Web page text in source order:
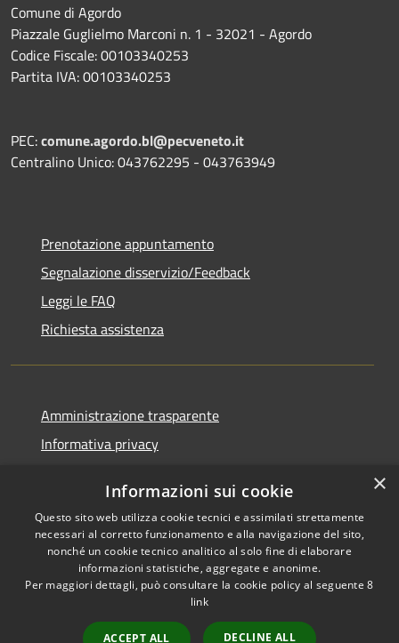
Comune di Agordo
Piazzale Guglielmo Marconi n. 1 - 32021 - Agordo
Codice Fiscale: 00103340253
Partita IVA: 00103340253
PEC:comune.agordo.bl@pecveneto.it
Centralino Unico: 043762295 - 043763949
Prenotazione appuntamento
Segnalazione disservizio/Feedback
Leggi le FAQ
Richiesta assistenza
Amministrazione trasparente
Informativa privacy
Dichiarazione di accessibilità
RSS
Copyright © 2026 • Comune di
Municipium •
×
Informazioni sui cookie
Questo sito web utilizza cookie tecnici e assimilati strettamente
necessari al corretto funzionamento e alla navigazione del sito,
nonché un cookie tecnico analitico al solo fine di elaborare
informazioni statistiche, aggregate e anonime.
Per maggiori dettagli, può consultare la cookie policy al seguente8
link
ACCEPT ALL DECLINE ALL